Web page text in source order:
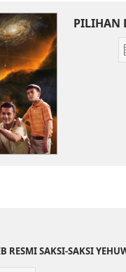
PILIHAN
RESMI SAKSI-SAKSI